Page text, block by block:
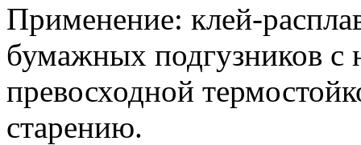
Применение: клей-
бумажных подгузников с
превосходной
старению.